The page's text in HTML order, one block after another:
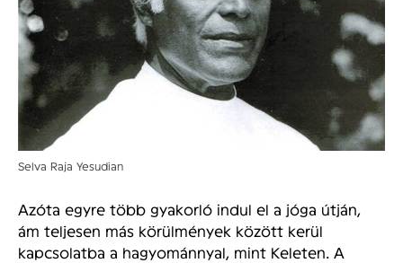
Selva Raja Yesudian
Azóta egyre több gyakorló indul el a jóga útján,
ám teljesen más körülmények között kerül
kapcsolatba a hagyománnyal, mint Keleten. A